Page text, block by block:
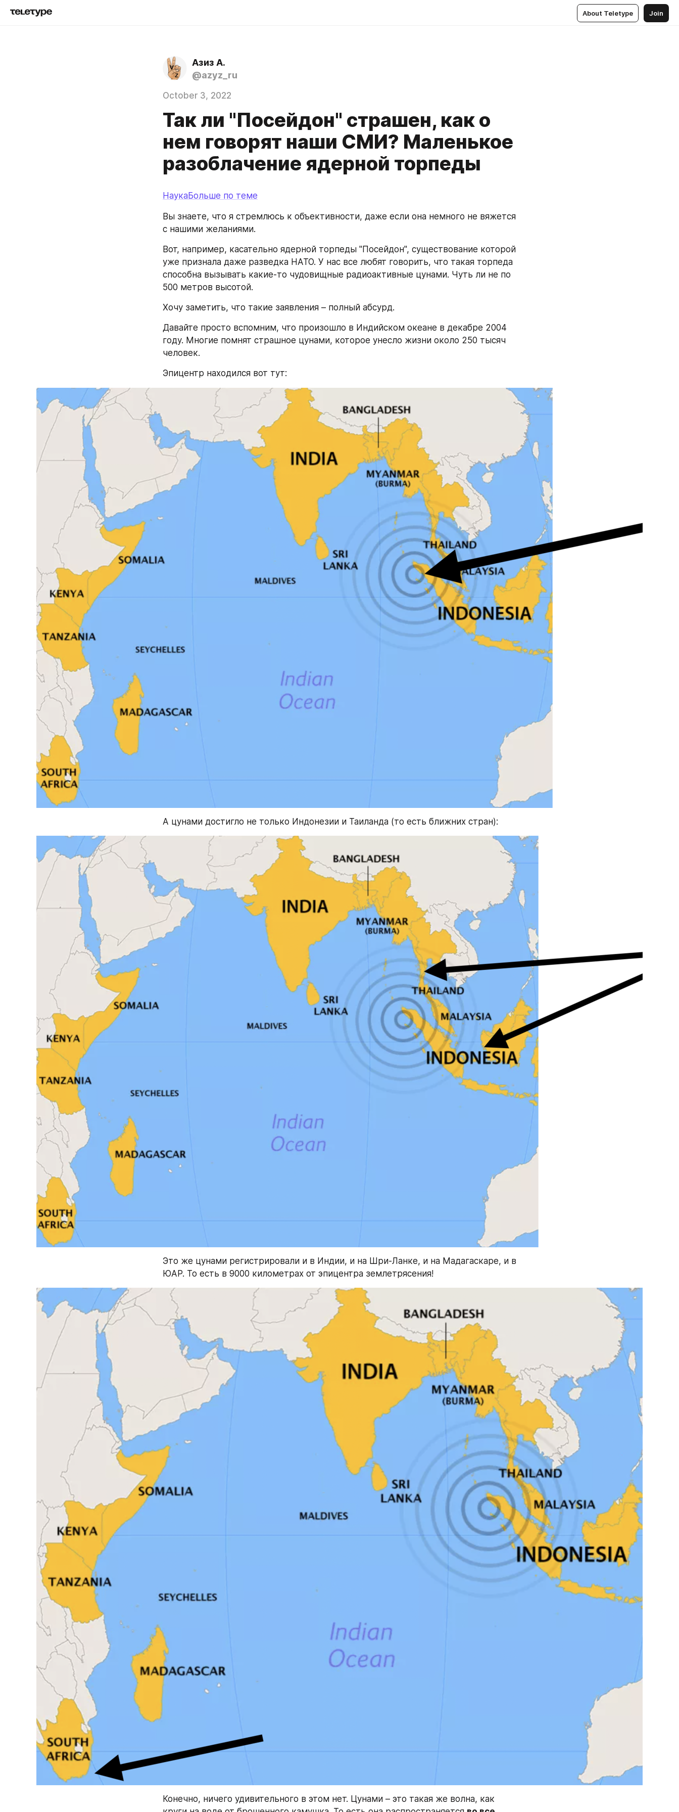
About Teletype Join
Азиз А.
@azyz_ru
October 3, 2022
Так ли "Посейдон" страшен, как о
нем говорят наши СМИ? Маленькое
разоблачение ядерной торпеды
НаукаБольше по теме
Вы знаете, что я стремлюсь к объективности, даже если она немного не вяжется
с нашими желаниями.
Вот, например, касательно ядерной торпеды "Посейдон", существование которой
уже признала даже разведка НАТО. У нас все любят говорить, что такая торпеда
способна вызывать какие-то чудовищные радиоактивные цунами. Чуть ли не по
500 метров высотой.
Хочу заметить, что такие заявления – полный абсурд.
Давайте просто вспомним, что произошло в Индийском океане в декабре 2004
году. Многие помнят страшное цунами, которое унесло жизни около 250 тысяч
человек.
Эпицентр находился вот тут:
А цунами достигло не только Индонезии и Таиланда (то есть ближних стран):
Это же цунами регистрировали и в Индии, и на Шри-Ланке, и на Мадагаскаре, и в
ЮАР. То есть в 9000 километрах от эпицентра землетрясения!
Конечно, ничего удивительного в этом нет. Цунами – это такая же волна, как